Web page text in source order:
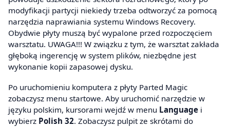
modyfikacji partycji niekiedy trzeba odtworzyć za pomocą
narzędzia naprawiania systemu Windows Recovery.
Obydwie płyty muszą być wypalone przed rozpoczęciem
warsztatu. UWAGA!!! W związku z tym, że warsztat zakłada
głęboką ingerencję w system plików, niezbędne jest
wykonanie kopii zapasowej dysku.
Po uruchomieniu komputera z płyty Parted Magic
zobaczysz menu startowe. Aby uruchomić narzędzie w
języku polskim, kursorami wejdź w menu Language i
wybierz Polish 32. Zobaczysz pulpit ze skrótami do